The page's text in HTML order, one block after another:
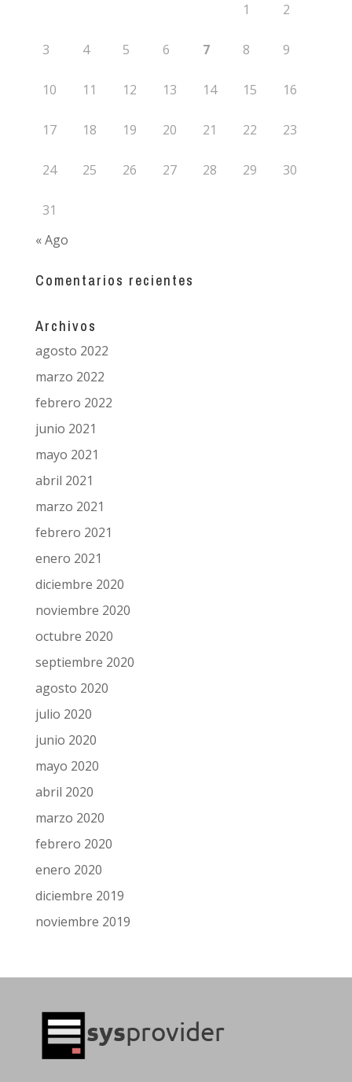
1 2
3 4 5 6 7 8 9
10 11 12 13 14 15 16
17 18 19 20 21 22 23
24 25 26 27 28 29 30
31
« Ago
Comentarios recientes
Archivos
agosto 2022
marzo 2022
febrero 2022
junio 2021
mayo 2021
abril 2021
marzo 2021
febrero 2021
enero 2021
diciembre 2020
noviembre 2020
octubre 2020
septiembre 2020
agosto 2020
julio 2020
junio 2020
mayo 2020
abril 2020
marzo 2020
febrero 2020
enero 2020
diciembre 2019
noviembre 2019